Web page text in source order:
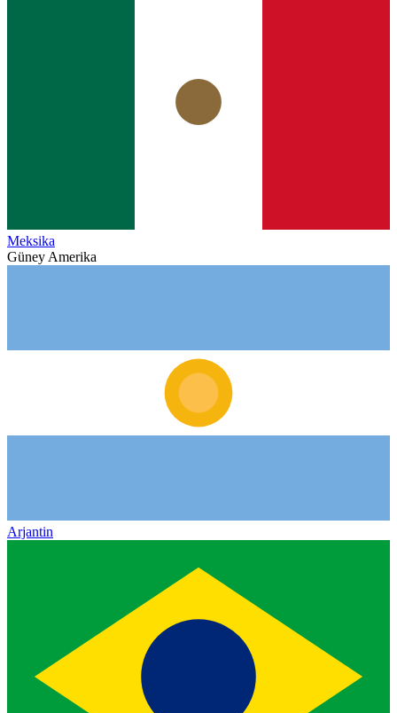
Meksika
Güney Amerika
Arjantin